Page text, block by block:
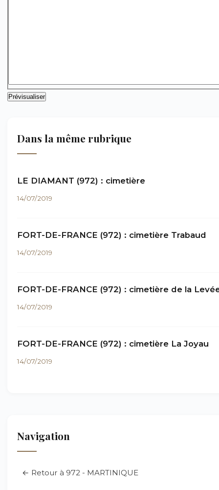
Dans la même rubrique
LE DIAMANT (972) : cimetière
14/07/2019
FORT-DE-FRANCE (972) : cimetière Trabaud
14/07/2019
FORT-DE-FRANCE (972) : cimetière de la
14/07/2019
FORT-DE-FRANCE (972) : cimetière La Joyau
14/07/2019
Navigation
← Retour à 972 - MARTINIQUE